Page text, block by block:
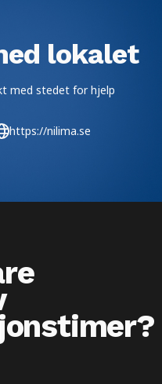
lokalet
med stedet for hjelp
https://nilima.se